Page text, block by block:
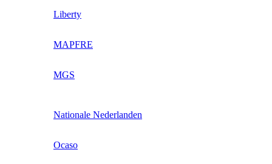
Liberty
MAPFRE
MGS
Nationale Nederlanden
Ocaso